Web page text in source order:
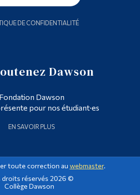
DE CONFIDENTIALITÉ
Dawson
Fondation Dawson
pour nos étudiant·es
EN SAVOIR PLUS
toute correction au webmaster.
droits réservés 2026 ©
Collège Dawson